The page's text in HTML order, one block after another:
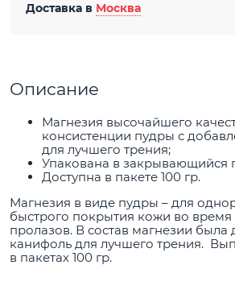
Доставка в Москва
Описание
Магнезия высочайшего
консистенции пудры c
для лучшего трения;
Упакована в закрывающийся
Доступна в пакете 100 гр.
Магнезия в виде пудры – для
быстрого покрытия кожи во
пролазов. В состав магнезии была
канифоль для лучшего трения.
в пакетах 100 гр.